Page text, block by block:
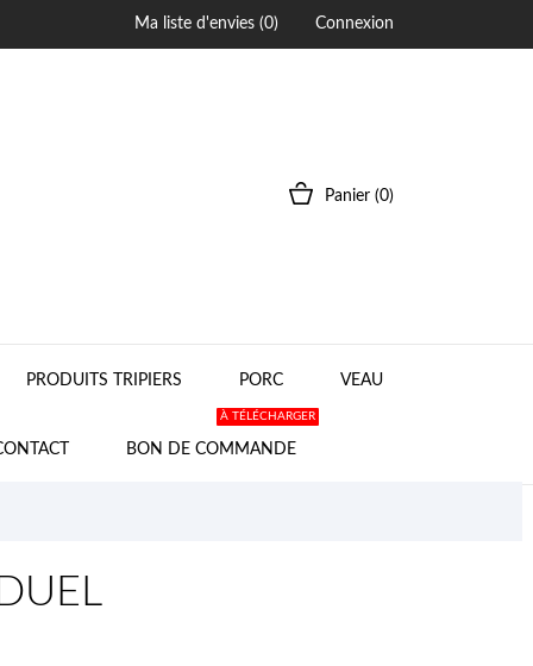
Ma liste d'envies (0) Connexion
Panier (0)
PRODUITS TRIPIERS PORC VEAU
BON DE COMMANDE
À TÉLÉCHARGER